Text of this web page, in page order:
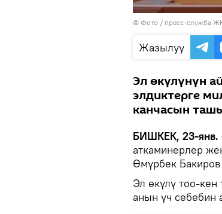
© Фото / пресс-служба
Жазылуу
Эл өкүлүнүн
элдиктерге
канчасын
БИШКЕК, 23-янв.
аткаминерлер
Өмүрбек
Эл өкүлү тоо-
анын үч себебин